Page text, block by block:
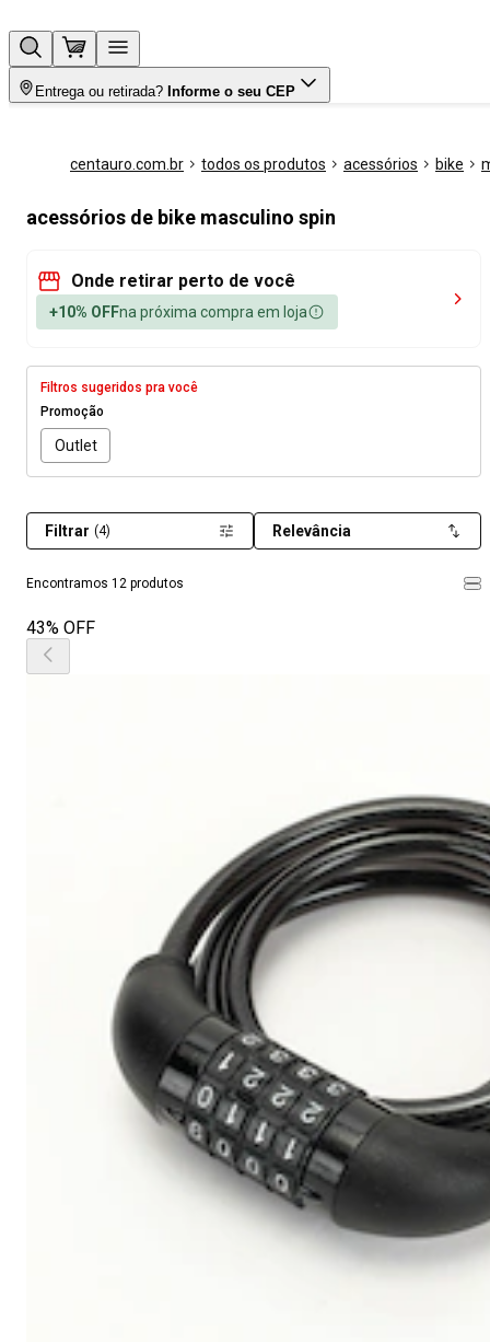
Entrega ou retirada? Informe o seu CEP
centauro.com.br todos os produtos acessórios bike
acessórios de bike masculino spin
Onde retirar perto de você
+10% OFFna próxima compra em loja
Filtros sugeridos pra você
Promoção
Outlet
Encontramos 12 produtos
Filtrar (4) Relevância
43% OFF